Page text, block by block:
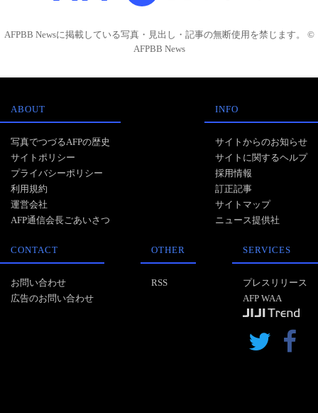
AFPBB Newsに掲載している写真・見出し・記事の無断使用を禁じます。 ©
AFPBB News
ABOUT
写真でつづるAFPの歴史
サイトポリシー
プライバシーポリシー
利用規約
運営会社
AFP通信会長ごあいさつ
INFO
サイトからのお知らせ
サイトに関するヘルプ
採用情報
訂正記事
サイトマップ
ニュース提供社
CONTACT
お問い合わせ
広告のお問い合わせ
OTHER
RSS
SERVICES
プレスリリース
AFP WAA